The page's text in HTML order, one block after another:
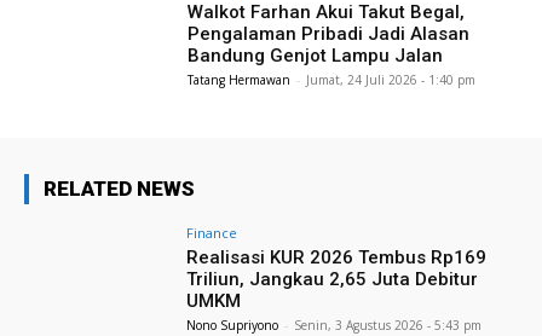
Walkot Farhan Akui Takut Begal,
Pengalaman Pribadi Jadi Alasan
Bandung Genjot Lampu Jalan
Tatang Hermawan - Jumat, 24 Juli 2026 - 1:40 pm
RELATED NEWS
Finance
Realisasi KUR 2026 Tembus Rp169
Triliun, Jangkau 2,65 Juta Debitur
UMKM
Nono Supriyono - Senin, 3 Agustus 2026 - 5:43 pm